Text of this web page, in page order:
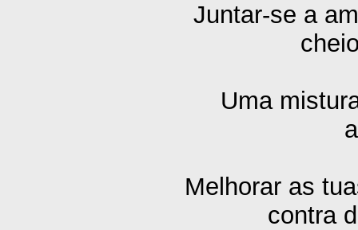
Juntar-se a
Uma
Melhorar as
contra